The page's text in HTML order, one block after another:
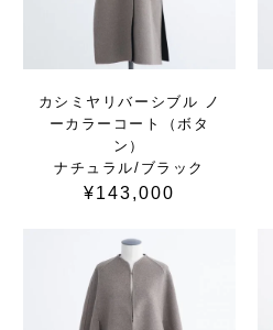
カシミヤリバーシブル ノ
ーカラーコート（ボタ
ン）
ナチュラル/ブラック
¥143,000